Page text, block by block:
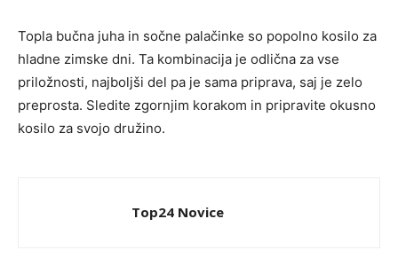
Topla bučna juha in sočne palačinke so popolno kosilo za
hladne zimske dni. Ta kombinacija je odlična za vse
priložnosti, najboljši del pa je sama priprava, saj je zelo
preprosta. Sledite zgornjim korakom in pripravite okusno
kosilo za svojo družino.
Top24 Novice